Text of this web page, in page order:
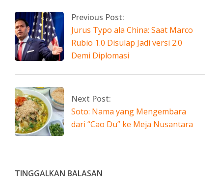
05-
17
Previous Post:
Jurus Typo ala China: Saat Marco
Rubio 1.0 Disulap Jadi versi 2.0
Demi Diplomasi
Next Post:
Soto: Nama yang Mengembara
dari “Cao Du” ke Meja Nusantara
TINGGALKAN BALASAN